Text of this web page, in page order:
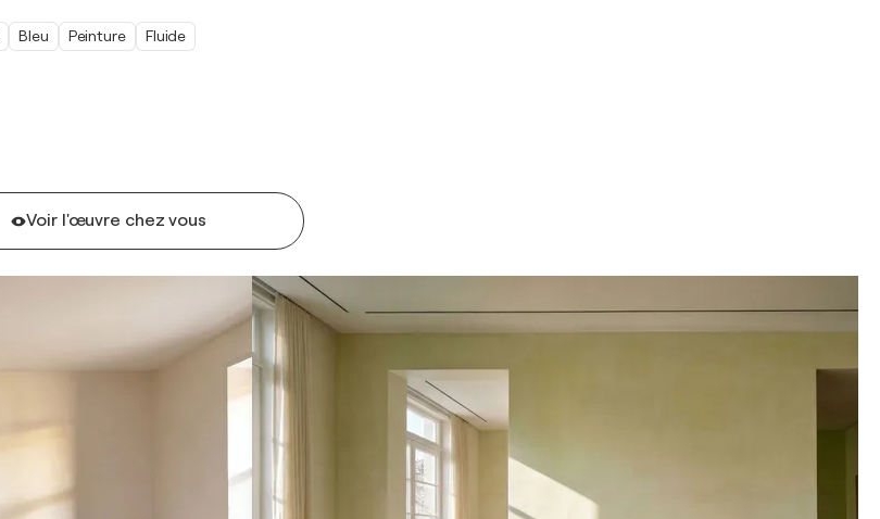
Voir l'œuvre chez vous
Bleu Peinture Fluide